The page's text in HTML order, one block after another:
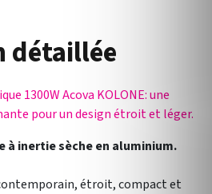
détaillée
1300W Acova KOLONE: une
pour un design étroit et léger.
à inertie sèche en aluminium.
étroit, compact et